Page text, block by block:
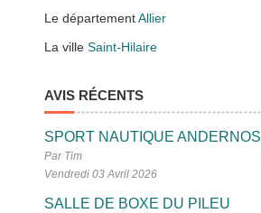
Le départementAllier
La villeSaint-Hilaire
AVIS RÉCENTS
SPORT NAUTIQUE ANDERNOS
Par Tim
Vendredi 03 Avril 2026
SALLE DE BOXE DU PILEU